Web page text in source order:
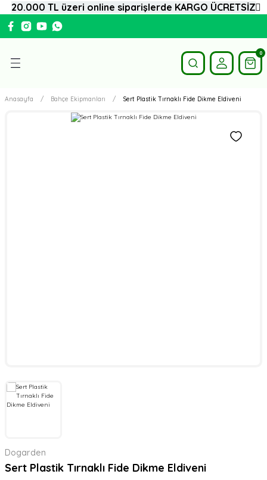
20.000 TL üzeri online siparişlerde KARGO ÜCRETSİZ
0
Anasayfa Bahçe Ekipmanları Sert Plastik Tırnaklı Fide Dikme Eldiveni
Dogarden
Sert Plastik Tırnaklı Fide Dikme Eldiveni
Geri Dön
Lahana Fidesi